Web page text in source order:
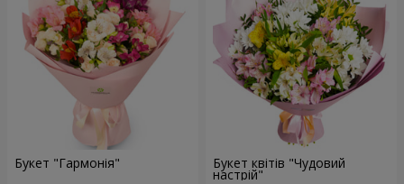
Букет "Гармонія" Букет квітів "Чудовий
настрій"